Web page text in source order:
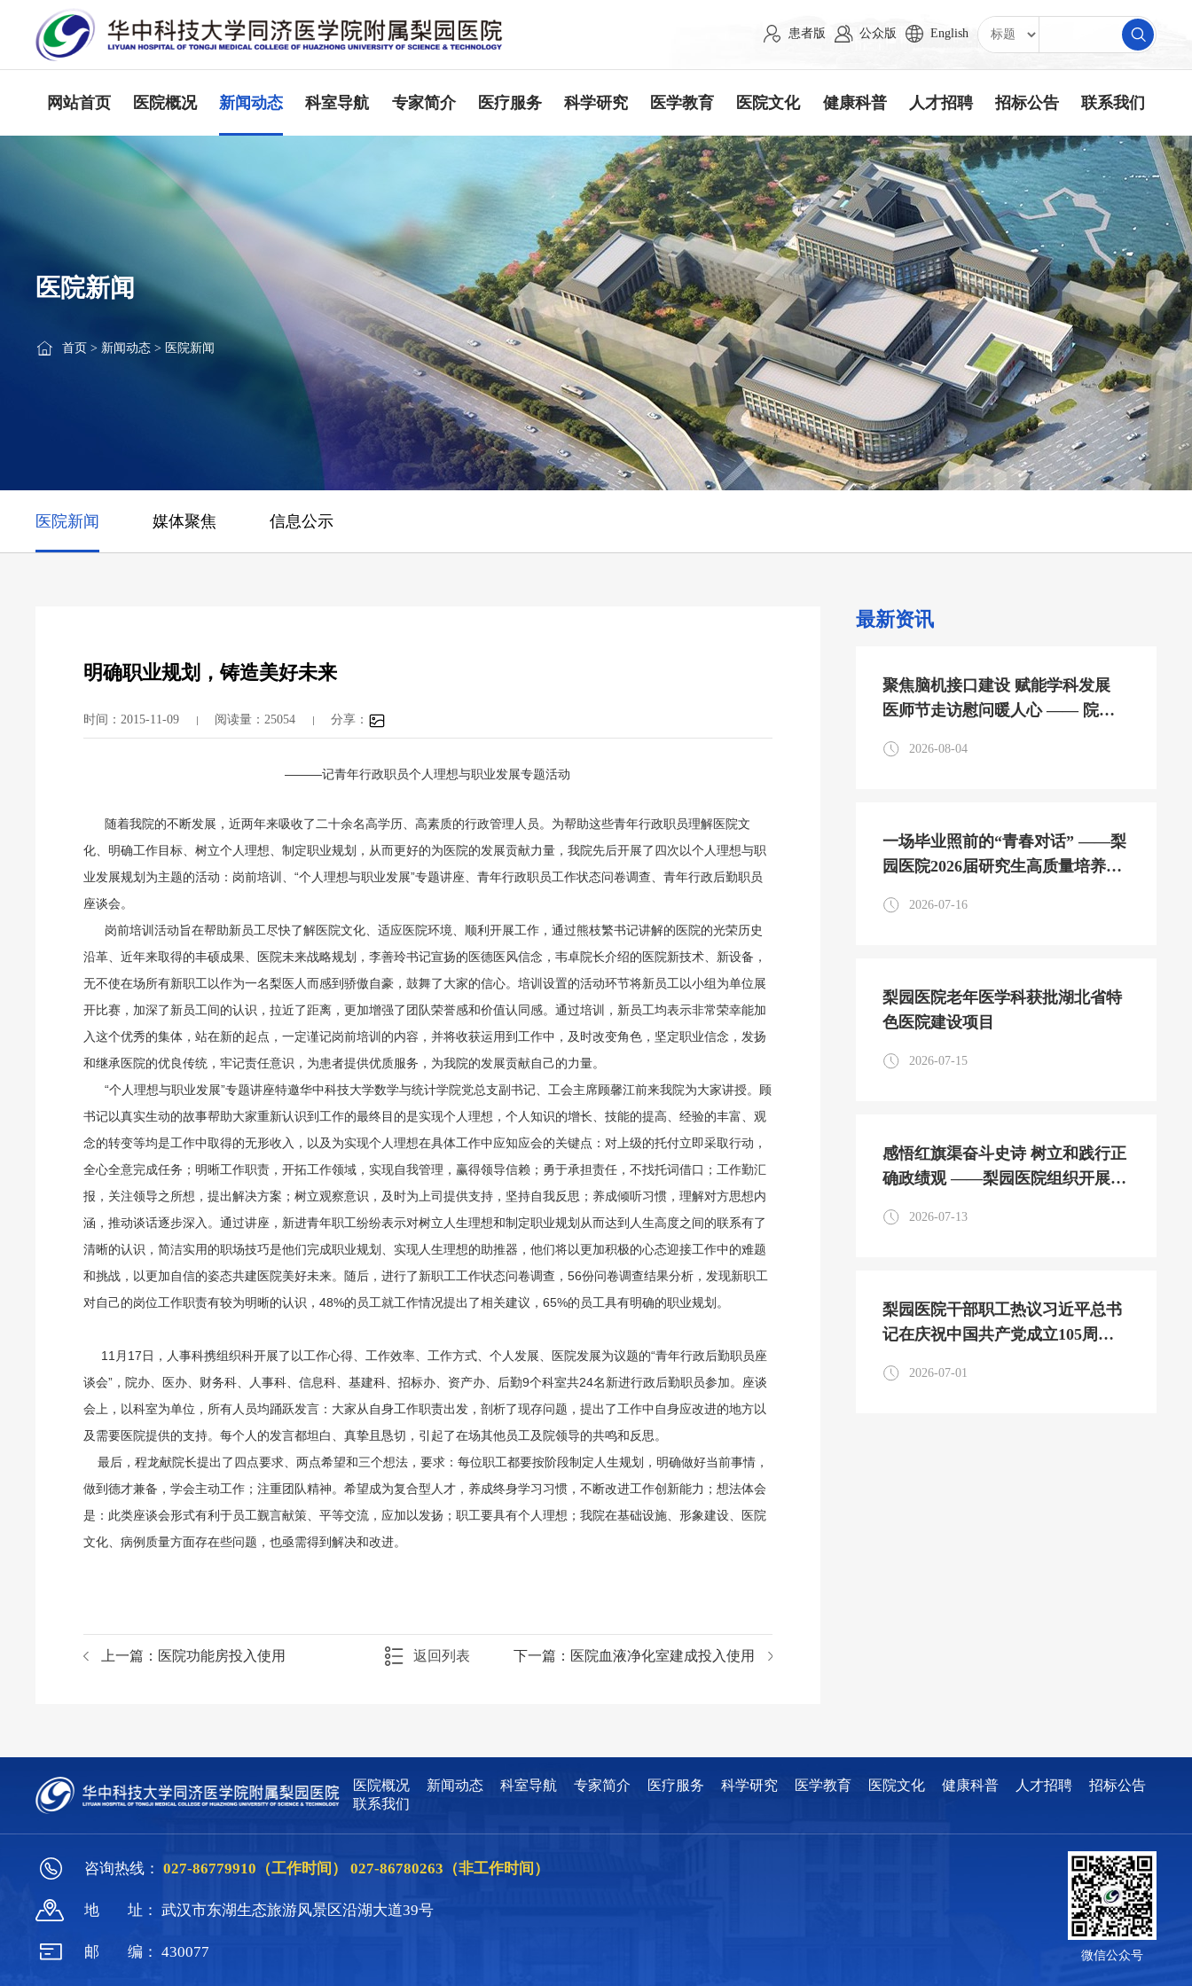
患者版 公众版 English
网站首页 医院概况 新闻动态 科室导航 专家简介 医疗服务 科学研究 医学教育 医院文化 健康科普 人才招聘 招标公告 联系我们
医院新闻
首页 > 新闻动态 > 医院新闻
医院新闻 媒体聚焦 信息公示
明确职业规划，铸造美好未来
时间：2015-11-09 阅读量：25054 分享：
———记青年行政职员个人理想与职业发展专题活动
随着我院的不断发展，近两年来吸收了二十余名高学历、高素质的行政管理人员。为帮助这些青年行政职员理解医院文
化、明确工作目标、树立个人理想、制定职业规划，从而更好的为医院的发展贡献力量，我院先后开展了四次以个人理想与职
业发展规划为主题的活动：岗前培训、“个人理想与职业发展”专题讲座、青年行政职员工作状态问卷调查、青年行政后勤职员
座谈会。
岗前培训活动旨在帮助新员工尽快了解医院文化、适应医院环境、顺利开展工作，通过熊枝繁书记讲解的医院的光荣历史
沿革、近年来取得的丰硕成果、医院未来战略规划，李善玲书记宣扬的医德医风信念，韦卓院长介绍的医院新技术、新设备，
无不使在场所有新职工以作为一名梨医人而感到骄傲自豪，鼓舞了大家的信心。培训设置的活动环节将新员工以小组为单位展
开比赛，加深了新员工间的认识，拉近了距离，更加增强了团队荣誉感和价值认同感。通过培训，新员工均表示非常荣幸能加
入这个优秀的集体，站在新的起点，一定谨记岗前培训的内容，并将收获运用到工作中，及时改变角色，坚定职业信念，发扬
和继承医院的优良传统，牢记责任意识，为患者提供优质服务，为我院的发展贡献自己的力量。
“个人理想与职业发展”专题讲座特邀华中科技大学数学与统计学院党总支副书记、工会主席顾馨江前来我院为大家讲授。顾
书记以真实生动的故事帮助大家重新认识到工作的最终目的是实现个人理想，个人知识的增长、技能的提高、经验的丰富、观
念的转变等均是工作中取得的无形收入，以及为实现个人理想在具体工作中应知应会的关键点：对上级的托付立即采取行动，
全心全意完成任务；明晰工作职责，开拓工作领域，实现自我管理，赢得领导信赖；勇于承担责任，不找托词借口；工作勤汇
报，关注领导之所想，提出解决方案；树立观察意识，及时为上司提供支持，坚持自我反思；养成倾听习惯，理解对方思想内
涵，推动谈话逐步深入。通过讲座，新进青年职工纷纷表示对树立人生理想和制定职业规划从而达到人生高度之间的联系有了
清晰的认识，简洁实用的职场技巧是他们完成职业规划、实现人生理想的助推器，他们将以更加积极的心态迎接工作中的难题
和挑战，以更加自信的姿态共建医院美好未来。随后，进行了新职工工作状态问卷调查，56份问卷调查结果分析，发现新职工
对自己的岗位工作职责有较为明晰的认识，48%的员工就工作情况提出了相关建议，65%的员工具有明确的职业规划。
11月17日，人事科携组织科开展了以工作心得、工作效率、工作方式、个人发展、医院发展为议题的“青年行政后勤职员座
谈会”，院办、医办、财务科、人事科、信息科、基建科、招标办、资产办、后勤9个科室共24名新进行政后勤职员参加。座谈
会上，以科室为单位，所有人员均踊跃发言：大家从自身工作职责出发，剖析了现存问题，提出了工作中自身应改进的地方以
及需要医院提供的支持。每个人的发言都坦白、真挚且恳切，引起了在场其他员工及院领导的共鸣和反思。
最后，程龙献院长提出了四点要求、两点希望和三个想法，要求：每位职工都要按阶段制定人生规划，明确做好当前事情，
做到德才兼备，学会主动工作；注重团队精神。希望成为复合型人才，养成终身学习习惯，不断改进工作创新能力；想法体会
是：此类座谈会形式有利于员工觐言献策、平等交流，应加以发扬；职工要具有个人理想；我院在基础设施、形象建设、医院
文化、病例质量方面存在些问题，也亟需得到解决和改进。
上一篇： 医院功能房投入使用 返回列表 医院血液净化室建成投入使用
下一篇：
最新资讯
聚焦脑机接口建设 赋能学科发展
医师节走访慰问暖人心 —— 院领
内科脑机接口中心
2026-08-04
一场毕业照前的“青春对话” ——梨
园医院2026届研究生高质量培养侧
2026-07-16
梨园医院老年医学科获批湖北省特
色医院建设项目
2026-07-15
感悟红旗渠奋斗史诗 树立和践行正
确政绩观 ——梨园医院组织开展干
2026-07-13
梨园医院干部职工热议习近平总书
记在庆祝中国共产党成立105周年
2026-07-01
医院概况 新闻动态 科室导航 专家简介 医疗服务 科学研究 医学教育 医院文化 健康科普 人才招聘
招标公告
联系我们
咨询热线： 027-86779910（工作时间）027-86780263（非工作时间）
地 址： 武汉市东湖生态旅游风景区沿湖大道39号
邮 编： 430077 微信公众号